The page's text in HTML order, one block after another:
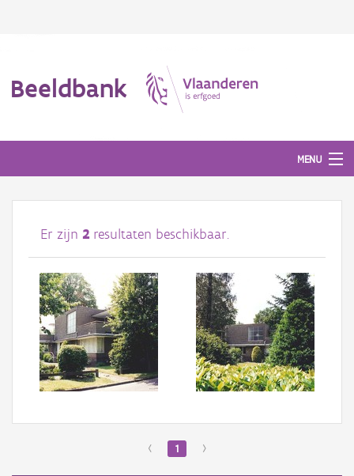
Beeldbank
MENU
Afbeeldingen
#BeeldIndeKijker
Hergebruik
Over ons
Aanmelden
Er zijn 2 resultaten beschikbaar.
‹ 1 ›